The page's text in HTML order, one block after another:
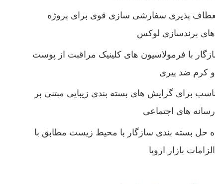
انعطاف پذیری سفارشی سازی قوی برای پروژه
های برندسازی لوکس
سازگار با فرمولاسیون های کلینیک مراقبت از پوست
و کرم ضد پیری
مناسب برای گرایش های بسته بندی زیبایی مبتنی بر
رسانه های اجتماعی
راه حل بسته بندی سازگار با محیط زیست مطابق با
الزامات بازار اروپا